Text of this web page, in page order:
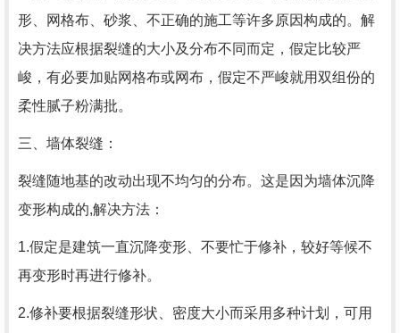
形、网格布、砂浆、不正确的施工等许多原因构成的。解
决方法应根据裂缝的大小及分布不同而定，假定比较严
峻，有必要加贴网格布或网布，假定不严峻就用双组份的
柔性腻子粉满批。
三、墙体裂缝：
裂缝随地基的改动出现不均匀的分布。这是因为墙体沉降
变形构成的,解决方法：
1.假定是建筑一直沉降变形、不要忙于修补，较好等候不
再变形时再进行修补。
2.修补要根据裂缝形状、密度大小而采用多种计划，可用